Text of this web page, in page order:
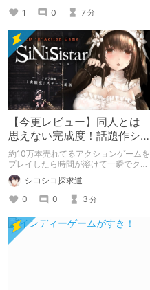
1
0 7分
【今更レビュー】同人とは
思えない完成度！話題作シ
ニシスター！
約10万本売れてるアクションゲームを
プレイしたら時間が溶けて一瞬でクリ
アしてしまった話！
シコシコ探求道
0
0 3 分